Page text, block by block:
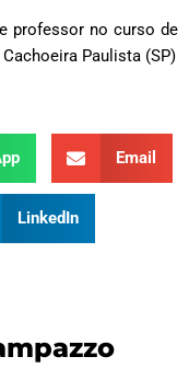
professor no curso de
Paulista (SP)
Email
LinkedIn